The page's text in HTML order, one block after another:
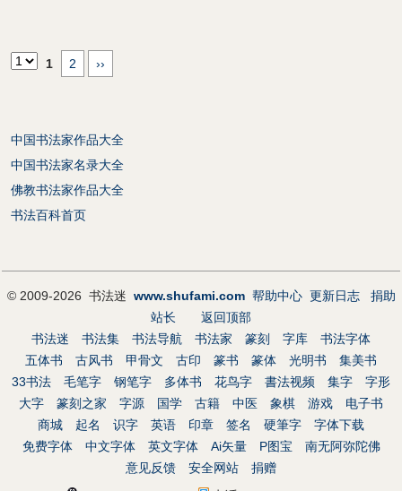
1 2 ››
中国书法家作品大全
中国书法家名录大全
佛教书法家作品大全
书法百科首页
© 2009-2026 书法迷 www.shufami.com 帮助中心 更新日志
捐助
站长
返回顶部
书法迷
书法集 书法导航 书法家 篆刻 字库
书法字体
五体书
古风书 甲骨文 古印 篆书 篆体 光明书
集美书
33书法
毛笔字 钢笔字 多体书 花鸟字 書法视频 集字
字形
大字
篆刻之家 字源 国学 古籍 中医 象棋 游戏
电子书
商城
起名 识字 英语 印章 签名 硬筆字
字体下载
免费字体
中文字体 英文字体 Ai矢量 P图宝
南无阿弥陀佛
意见反馈
安全网站
捐赠